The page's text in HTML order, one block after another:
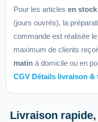
Pour les articles en stock
(jours ouvrés), la
commande est réalisée
maximum de clients
matin à domicile ou en
CGV Détails livraison
Livraison